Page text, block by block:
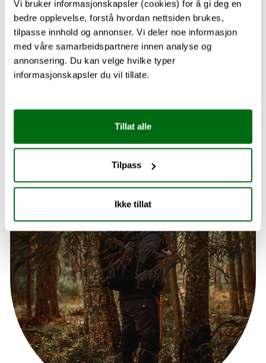
Vi bruker informasjonskapsler (cookies) for å gi deg en
bedre opplevelse, forstå hvordan nettsiden brukes,
tilpasse innhold og annonser. Vi deler noe informasjon
med våre samarbeidspartnere innen analyse og
annonsering. Du kan velge hvilke typer
informasjonskapsler du vil tillate.
Tillat alle
Tilpass
Ikke tillat
Utforsk kjøkken